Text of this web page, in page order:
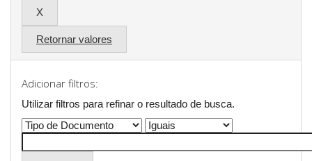
Retornar valores
Adicionar filtros:
Utilizar filtros para refinar o resultado de busca.